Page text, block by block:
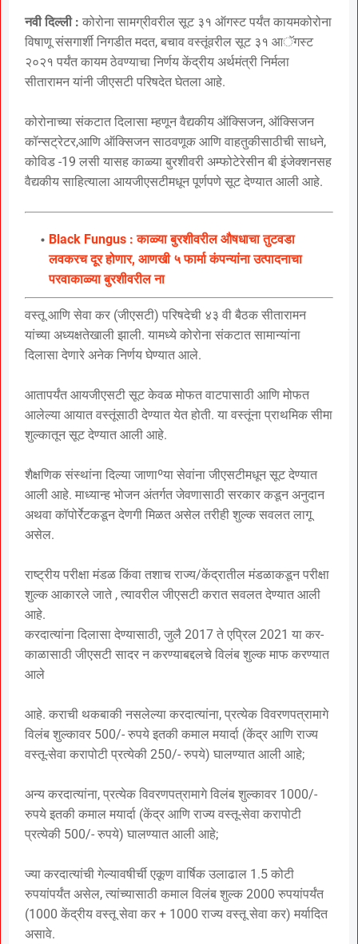
नवी दिल्ली : कोरोना सामग्रीवरील सूट ३१ ऑगस्ट पर्यंत कायमकोरोना
विषाणू संसगार्शी निगडीत मदत, बचाव वस्तूंवरील सूट ३१ आॅगस्ट
२०२१ पर्यंत कायम ठेवण्याचा निर्णय केंद्रीय अर्थमंत्री निर्मला
सीतारामन यांनी जीएसटी परिषदेत घेतला आहे.
कोरोनाच्या संकटात दिलासा म्हणून वैद्यकीय ऑक्सिजन, ऑक्सिजन
कॉन्सट्रेटर,आणि ऑक्सिजन साठवणूक आणि वाहतुकीसाठीची साधने,
कोविड -19 लसी यासह काळ्या बुरशीवरी अम्फोटेरेसीन बी इंजेक्शनसह
वैद्यकीय साहित्याला आयजीएसटीमधून पूर्णपणे सूट देण्यात आली आहे.
Black Fungus : काळ्या बुरशीवरील औषधाचा तुटवडा
लवकरच दूर होणार, आणखी ५ फार्मा कंपन्यांना उत्पादनाचा
परवाकाळ्या बुरशीवरील ना
वस्तू आणि सेवा कर (जीएसटी) परिषदेची ४३ वी बैठक सीतारामन
यांच्या अध्यक्षतेखाली झाली. यामध्ये कोरोना संकटात सामान्यांना
दिलासा देणारे अनेक निर्णय घेण्यात आले.
आतापर्यंत आयजीएसटी सूट केवळ मोफत वाटपासाठी आणि मोफत
आलेल्या आयात वस्तूंसाठी देण्यात येत होती. या वस्तूंना प्राथमिक सीमा
शुल्कातून सूट देण्यात आली आहे.
शैक्षणिक संस्थांना दिल्या जाणाºया सेवांना जीएसटीमधून सूट देण्यात
आली आहे. माध्यान्ह भोजन अंतर्गत जेवणासाठी सरकार कडून अनुदान
अथवा कॉपोर्रेटकडून देणगी मिळत असेल तरीही शुल्क सवलत लागू
असेल.
राष्ट्रीय परीक्षा मंडळ किंवा तशाच राज्य/केंद्रातील मंडळाकडून परीक्षा
शुल्क आकारले जाते , त्यावरील जीएसटी करात सवलत देण्यात आली
आहे.
करदात्यांना दिलासा देण्यासाठी, जुलै 2017 ते एप्रिल 2021 या कर-
काळासाठी जीएसटी सादर न करण्याबद्दलचे विलंब शुल्क माफ करण्यात
आले
आहे. कराची थकबाकी नसलेल्या करदात्यांना, प्रत्येक विवरणपत्रामागे
विलंब शुल्कावर 500/- रुपये इतकी कमाल मयार्दा (केंद्र आणि राज्य
वस्तू-सेवा करापोटी प्रत्येकी 250/- रुपये) घालण्यात आली आहे;
अन्य करदात्यांना, प्रत्येक विवरणपत्रामागे विलंब शुल्कावर 1000/-
रुपये इतकी कमाल मयार्दा (केंद्र आणि राज्य वस्तू-सेवा करापोटी
प्रत्येकी 500/- रुपये) घालण्यात आली आहे;
ज्या करदात्यांची गेल्यावषीर्ची एकूण वार्षिक उलाढाल 1.5 कोटी
रुपयांपर्यंत असेल, त्यांच्यासाठी कमाल विलंब शुल्क 2000 रुपयांपर्यंत
(1000 केंद्रीय वस्तू सेवा कर + 1000 राज्य वस्तू सेवा कर) मर्यादित
असावे.